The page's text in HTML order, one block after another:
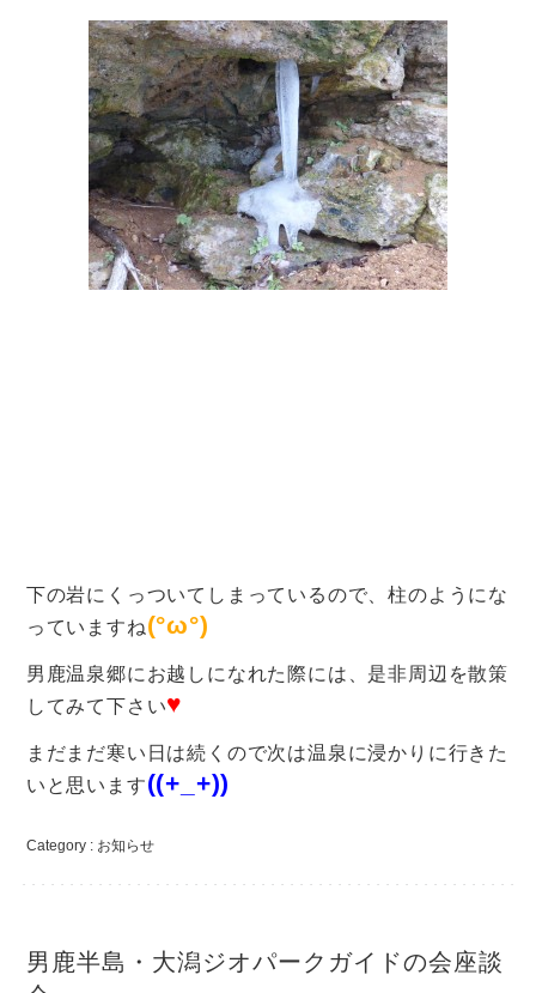
下の岩にくっついてしまっているので、柱のようにな
っていますね(°ω°)
男鹿温泉郷にお越しになれた際には、是非周辺を散策
してみて下さい♥
まだまだ寒い日は続くので次は温泉に浸かりに行きた
いと思います((+_+))
Category : お知らせ
男鹿半島・大潟ジオパークガイドの会座談